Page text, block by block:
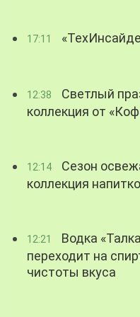
17:11
12:38
Светлый
коллекция от
12:14
Сезон
коллекция
12:21
Водка
переходит на
чистоты вкуса